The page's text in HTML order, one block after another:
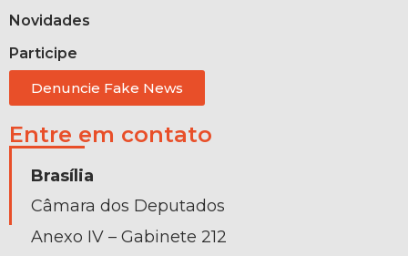
Novidades
Participe
Denuncie Fake News
Entre em contato
Brasília
Câmara dos Deputados
Anexo IV – Gabinete 212